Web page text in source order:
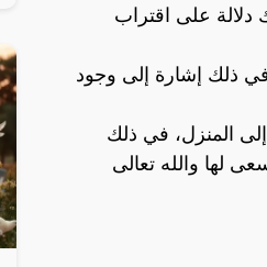
دلالة على اقتراب
في ذلك إشارة إلى وجود
المنزل، في ذلك
لها والله تعالى